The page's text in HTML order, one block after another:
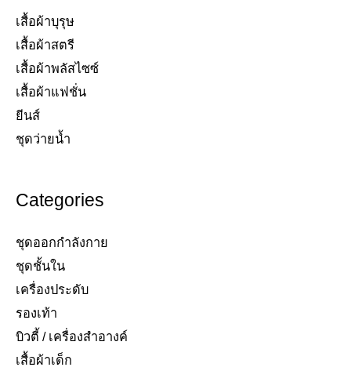
เสื้อผ้าบุรุษ
เสื้อผ้าสตรี​
เสื้อผ้าพลัสไซซ์​
เสื้อผ้าแฟชั่น​
ยีนส์​
ชุดว่ายน้ำ​
Categories
ชุดออกกำลังกาย
ชุดชั้นใน
เครื่องประดับ​
รองเท้า​
บิวตี้ / เครื่องสำอางค์
เสื้อผ้าเด็ก